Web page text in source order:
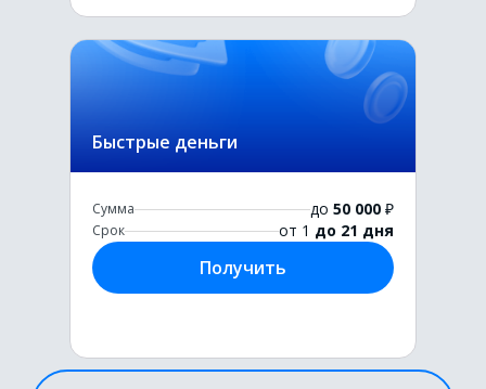
Быстрые деньги
Сумма до 50 000 ₽
Срок от 1 до 21 дня
Получить